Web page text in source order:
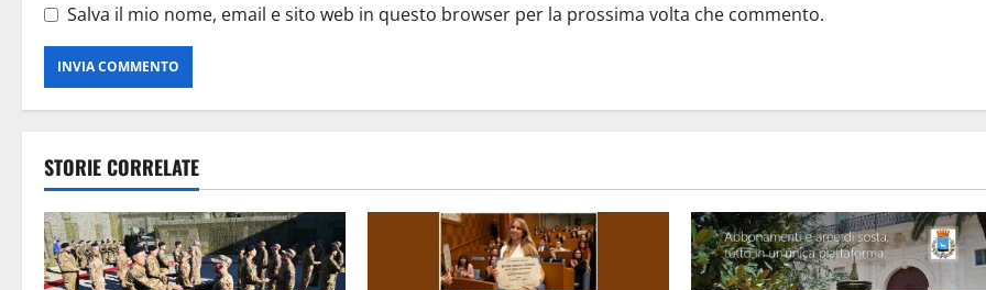
Salva il mio nome, email e sito web in questo browser per la prossima volta che commento.
STORIE CORRELATE